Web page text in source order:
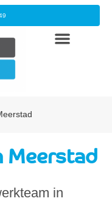
Meerstad
in